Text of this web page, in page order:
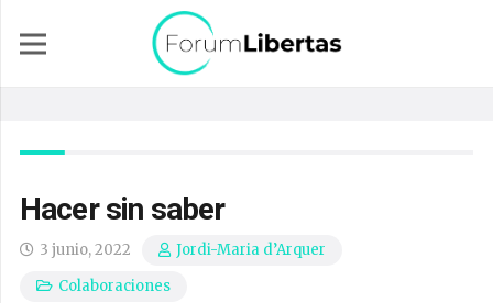
Hacer sin saber
3 junio, 2022
Jordi-Maria d’Arquer
Colaboraciones